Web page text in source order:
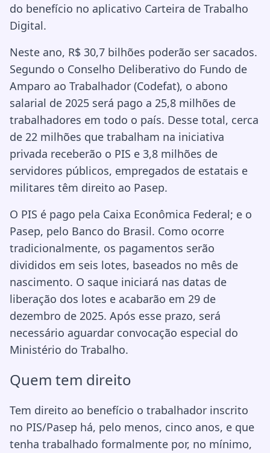
do benefício no aplicativo Carteira de Trabalho
Digital.
Neste ano, R$ 30,7 bilhões poderão ser sacados.
Segundo o Conselho Deliberativo do Fundo de
Amparo ao Trabalhador (Codefat), o abono
salarial de 2025 será pago a 25,8 milhões de
trabalhadores em todo o país. Desse total, cerca
de 22 milhões que trabalham na iniciativa
privada receberão o PIS e 3,8 milhões de
servidores públicos, empregados de estatais e
militares têm direito ao Pasep.
O PIS é pago pela Caixa Econômica Federal; e o
Pasep, pelo Banco do Brasil. Como ocorre
tradicionalmente, os pagamentos serão
divididos em seis lotes, baseados no mês de
nascimento. O saque iniciará nas datas de
liberação dos lotes e acabarão em 29 de
dezembro de 2025. Após esse prazo, será
necessário aguardar convocação especial do
Ministério do Trabalho.
Quem tem direito
Tem direito ao benefício o trabalhador inscrito
no PIS/Pasep há, pelo menos, cinco anos, e que
tenha trabalhado formalmente por, no mínimo,